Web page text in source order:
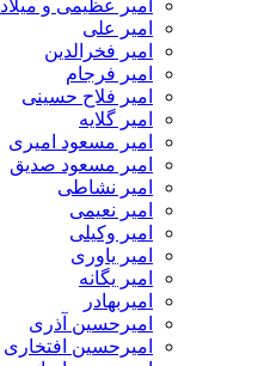
امیر عظیمی و میلاد بابایی
امیر علی
امیر فخرالدین
امیر فرجام
امیر فلاح حسینی
امیر گلایه
امیر مسعود امیری
امیر مسعود صدیق
امیر نشاطی
امیر نعیمی
امیر وکیلی
امیر یاوری
امیر یگانه
امیربهادر
امیرحسین آذری
امیرحسین افتخاری